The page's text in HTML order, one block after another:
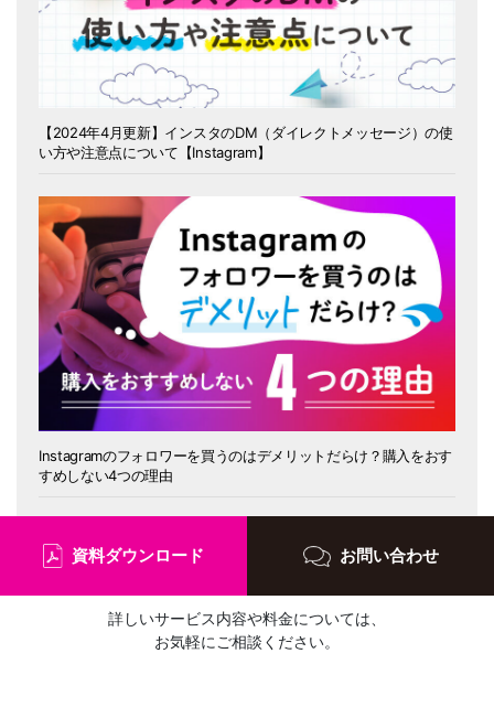
【2024年4月更新】インスタのDM（ダイレクトメッセージ）の使
い方や注意点について【Instagram】
Instagramのフォロワーを買うのはデメリットだらけ？購入をおす
すめしない4つの理由
詳しいサービス内容や料金については、
お気軽にご相談ください。
資料ダウンロード お問い合わせ